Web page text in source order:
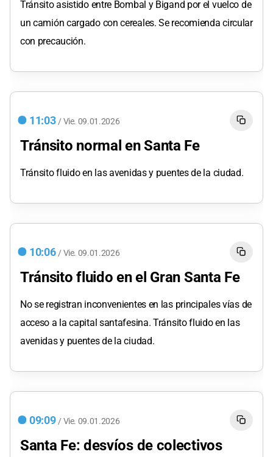
Tránsito asistido entre Bombal y Bigand por el vuelco de
un camión cargado con cereales. Se recomienda circular
con precaución.
11:03 / Vie. 09.01.2026
Tránsito normal en Santa Fe
Tránsito fluido en las avenidas y puentes de la ciudad.
10:06 / Vie. 09.01.2026
Tránsito fluido en el Gran Santa Fe
No se registran inconvenientes en las principales vías de
acceso a la capital santafesina. Tránsito fluido en las
avenidas y puentes de la ciudad.
09:09 / Vie. 09.01.2026
Santa Fe: desvíos de colectivos